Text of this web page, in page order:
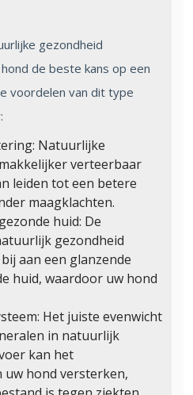
gezondheid
de beste kans op een
voordelen van dit type
Natuurlijke
verteerbaar
leiden tot een betere
maagklachten.
huid: De
gezondheid
aan een glanzende
huid, waardoor uw hond
Het juiste evenwicht
in natuurlijk
kan het
uw hond versterken,